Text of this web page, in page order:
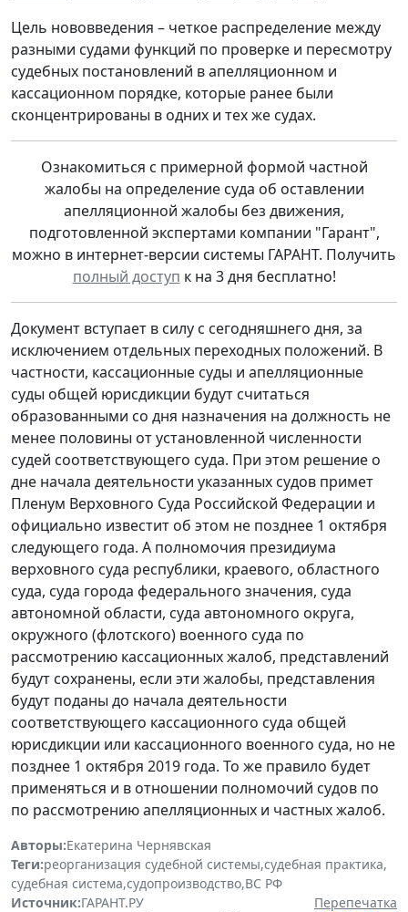
Цель нововведения – четкое распределение между
разными судами функций по проверке и пересмотру
судебных постановлений в апелляционном и
кассационном порядке, которые ранее были
сконцентрированы в одних и тех же судах.
Ознакомиться с примерной формой частной
жалобы на определение суда об оставлении
апелляционной жалобы без движения,
подготовленной экспертами компании "Гарант",
можно в интернет-версии системы ГАРАНТ. Получить
полный доступ к на 3 дня бесплатно!
Документ вступает в силу с сегодняшнего дня, за
исключением отдельных переходных положений. В
частности, кассационные суды и апелляционные
суды общей юрисдикции будут считаться
образованными со дня назначения на должность не
менее половины от установленной численности
судей соответствующего суда. При этом решение о
дне начала деятельности указанных судов примет
Пленум Верховного Суда Российской Федерации и
официально известит об этом не позднее 1 октября
следующего года. А полномочия президиума
верховного суда республики, краевого, областного
суда, суда города федерального значения, суда
автономной области, суда автономного округа,
окружного (флотского) военного суда по
рассмотрению кассационных жалоб, представлений
будут сохранены, если эти жалобы, представления
будут поданы до начала деятельности
соответствующего кассационного суда общей
юрисдикции или кассационного военного суда, но не
позднее 1 октября 2019 года. То же правило будет
применяться и в отношении полномочий судов по
по рассмотрению апелляционных и частных жалоб.
Авторы:Екатерина Чернявская
Теги:реорганизация судебной системы,судебная практика,
судебная система,судопроизводство,ВС РФ
Источник:ГАРАНТ.РУ
Перепечатка